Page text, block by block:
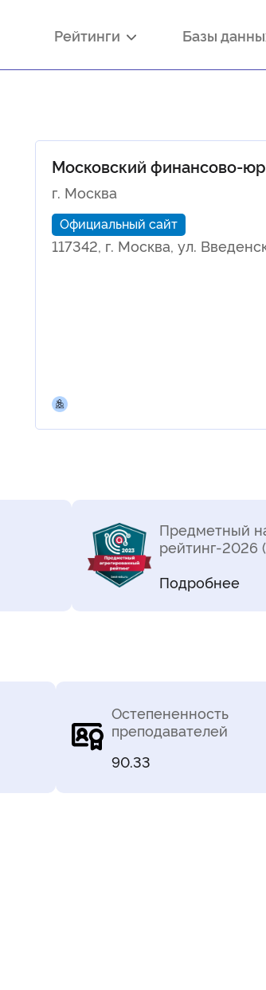
Рейтинги Базы
Московский финансово-
г. Москва
Официальный сайт
117342, г. Москва, ул.
Предметный
рейтинг-2026
Подробнее
Остепененность
преподавателей
90.33